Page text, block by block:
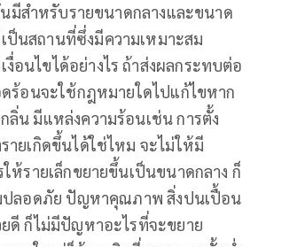
มีสำหรับรายขนาดกลางและขนาด
นสถานที่ซึ่งมีความเหมาะสม
นไขได้อย่างไร ถ้าส่งผลกระทบต่อ
ดร้อนจะใช้กฎหมายใดไปแก้ไขหาก
ลิ่น มีแหล่งความร้อนเช่น การตั้ง
ยเกิดขึ้นได้ใช่ไหม จะไม่ให้มี
ห้รายเล็กขยายขึ้นเป็นขนาดกลาง ก็
ปลอดภัย ปัญหาคุณภาพ สิ่งปนเปื้อน
ดี ก็ไม่มีปัญหาอะไรที่จะขยาย